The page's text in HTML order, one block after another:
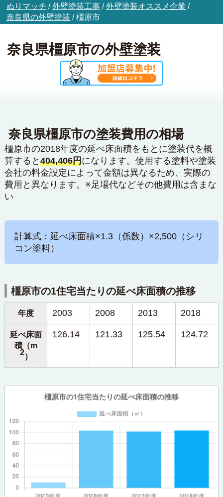
ぬりマッチ /外壁塗装工事 /外壁塗装オススメ企業 /
奈良県の外壁塗装 /橿原市
奈良県橿原市の外壁塗装
奈良県橿原市の塗装費用の相場
橿原市の2018年度の延べ床面積をもとに塗装代を概
算すると 404,406円になります。使用する塗料や塗装
会社の料金設定によって金額は異なるため、実際の
費用と異なります。※足場代などその他費用は含まな
い
計算式：延べ床面積×1.3（係数）×2,500（シリ
コン塗料）
橿原市の1住宅当たりの延べ床面積の推移
年度 2003 2008 2013 2018
延べ床面
積（m
2）
126.14 121.33 125.54 124.72